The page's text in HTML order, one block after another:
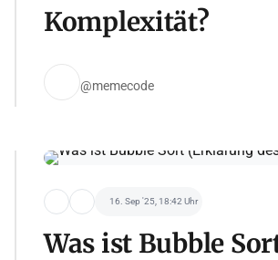
Komplexität?
@memecode
16. Sep '25, 18:42 Uhr
Was ist Bubble